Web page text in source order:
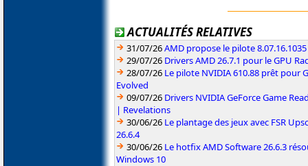
ACTUALITÉS RELATIVES
31/07/26AMD propose le pilote
29/07/26 Drivers AMD 26.7.1 pour le GPU
28/07/26 Le pilote NVIDIA 610.88 prêt pour
Evolved
09/07/26 Drivers NVIDIA GeForce Game
| Revelations
30/06/26 Le plantage des jeux avec FSR
26.6.4
30/06/26 Le hotfix AMD Software 26.6.3
Windows 10